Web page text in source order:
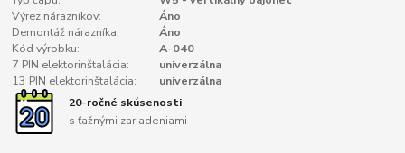
Výrez nárazníkov:
Áno
Demontáž nárazníka:
Áno
Kód výrobku:
A-040
7 PIN elektorinštalácia:
univerzálna
13 PIN elektorinštalácia:
univerzálna
20-ročné skúsenosti
s ťažnými zariadeniami